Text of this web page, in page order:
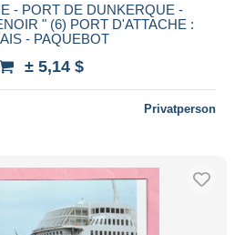
- PORT DE DUNKERQUE -
" (6) PORT D'ATTACHE :
- PAQUEBOT
± 5,14 $
Privatperson